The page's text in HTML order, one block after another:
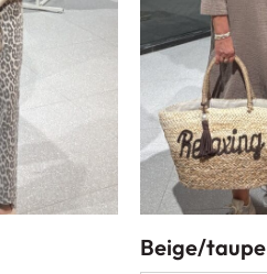
Beige/taupe